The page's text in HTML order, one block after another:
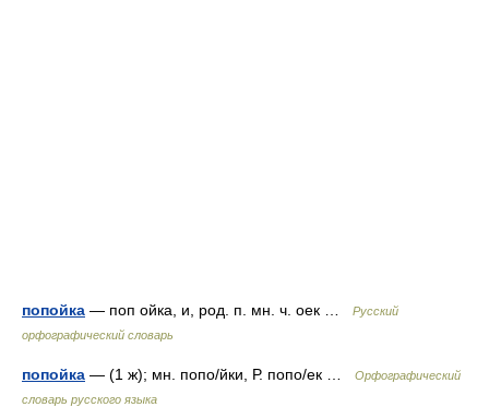
попойка — поп ойка, и, род. п. мн. ч. оек …
Русский
орфографический словарь
попойка — (1 ж); мн. попо/йки, Р. попо/ек …
Орфографический
словарь русского языка